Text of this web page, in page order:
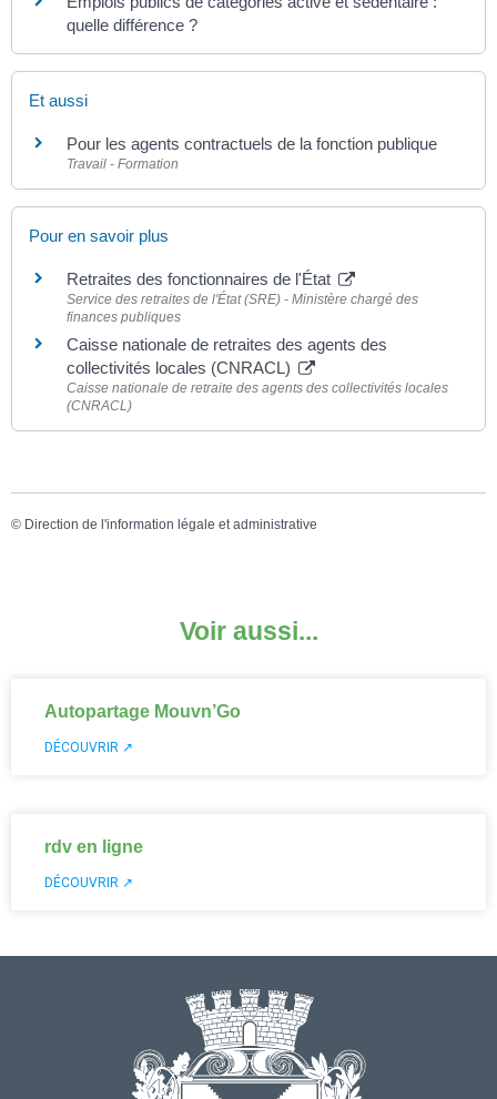
quelle différence ?
Et aussi
Pour les agents contractuels de la fonction publique
Travail - Formation
Pour en savoir plus
Retraites des fonctionnaires de l'État
Service des retraites de l'État (SRE) - Ministère chargé des
finances publiques
Caisse nationale de retraites des agents des
collectivités locales (CNRACL)
Caisse nationale de retraite des agents des collectivités locales
(CNRACL)
© Direction de l'information légale et administrative
Voir aussi...
Autopartage Mouvn’Go
DÉCOUVRIR ↗
rdv en ligne
DÉCOUVRIR ↗